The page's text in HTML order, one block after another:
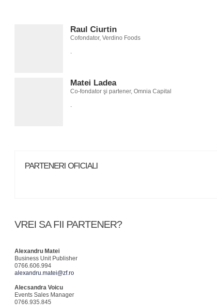
Raul Ciurtin
Cofondator, Verdino Foods
.
Matei Ladea
Co-fondator şi partener, Omnia Capital
.
PARTENERI OFICIALI
VREI SA FII PARTENER?
Alexandru Matei
Business Unit Publisher
0766.606.994
alexandru.matei@zf.ro
Alecsandra Voicu
Events Sales Manager
0766.935.845